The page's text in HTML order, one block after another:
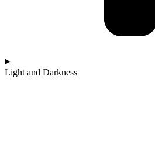
Light and Darkness